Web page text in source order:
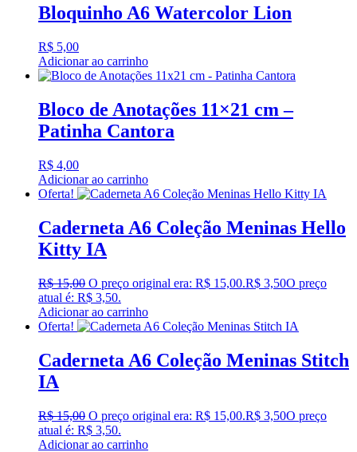
Bloquinho A6 Watercolor Lion
R$ 5,00
Adicionar ao carrinho
Bloco de Anotações 11×21 cm –
Patinha Cantora
R$ 4,00
Adicionar ao carrinho
Oferta!
Caderneta A6 Coleção Meninas Hello
Kitty IA
R$15,00 O preço original era: R$ 15,00.R$ 3,50O preço
atual é: R$ 3,50.
Adicionar ao carrinho
Oferta!
Caderneta A6 Coleção Meninas Stitch
IA
R$15,00 O preço original era: R$ 15,00.R$ 3,50O preço
atual é: R$ 3,50.
Adicionar ao carrinho